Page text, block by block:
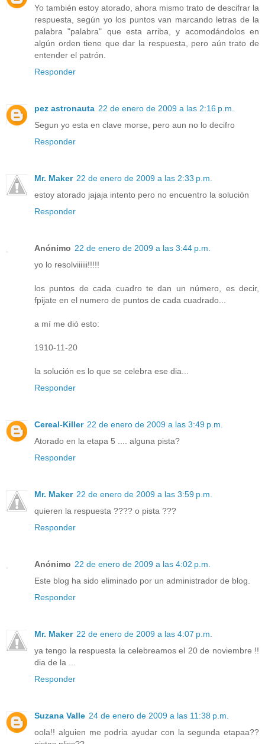
Yo también estoy atorado, ahora mismo trato de descifrar la
respuesta, según yo los puntos van marcando letras de la
palabra "palabra" que esta arriba, y acomodándolos en
algún orden tiene que dar la respuesta, pero aún trato de
entender el patrón.
Responder
pez astronauta 22 de enero de 2009 a las 2:16 p.m.
Segun yo esta en clave morse, pero aun no lo decifro
Responder
Mr. Maker 22 de enero de 2009 a las 2:33 p.m.
estoy atorado jajaja intento pero no encuentro la solución
Responder
Anónimo 22 de enero de 2009 a las 3:44 p.m.
yo lo resolviiiiii!!!!!
los puntos de cada cuadro te dan un número, es decir,
fpijate en el numero de puntos de cada cuadrado...
a mí me dió esto:
1910-11-20
la solución es lo que se celebra ese dia...
Responder
Cereal-Killer 22 de enero de 2009 a las 3:49 p.m.
Atorado en la etapa 5 .... alguna pista?
Responder
Mr. Maker 22 de enero de 2009 a las 3:59 p.m.
quieren la respuesta ???? o pista ???
Responder
Anónimo 22 de enero de 2009 a las 4:02 p.m.
Este blog ha sido eliminado por un administrador de blog.
Responder
Mr. Maker 22 de enero de 2009 a las 4:07 p.m.
ya tengo la respuesta la celebreamos el 20 de noviembre !!
dia de la ...
Responder
Suzana Valle 24 de enero de 2009 a las 11:38 p.m.
oola!! alguien me podria ayudar con la segunda etapaa??